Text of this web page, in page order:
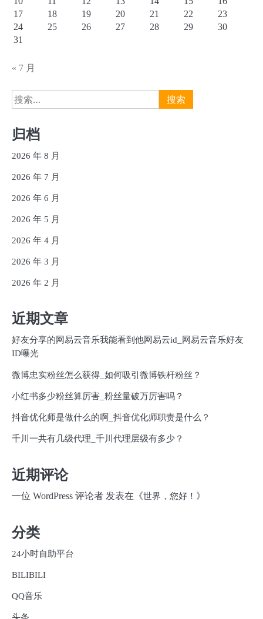
17
18 19 20 21 22
23
24
25 26 27 28 29
30
31
« 7 月
搜
索：
归档
2026 年 8 月
2026 年 7 月
2026 年 6 月
2026 年 5 月
2026 年 4 月
2026 年 3 月
2026 年 2 月
近期文章
好友分享的网易云音乐我能看到他网易云id_网易云音乐好友
ID曝光
微博忠实粉丝怎么获得_如何吸引微博铁杆粉丝？
小红书多少粉丝算厉害_粉丝量破万厉害吗？
抖音优化师是做什么的啊_抖音优化师职责是什么？
千川一共有几级代理_千川代理层级有多少？
近期评论
一位 WordPress 评论者 发表在《世界，您好！ 》
分类
24小时自助平台
BILIBILI
QQ音乐
头条